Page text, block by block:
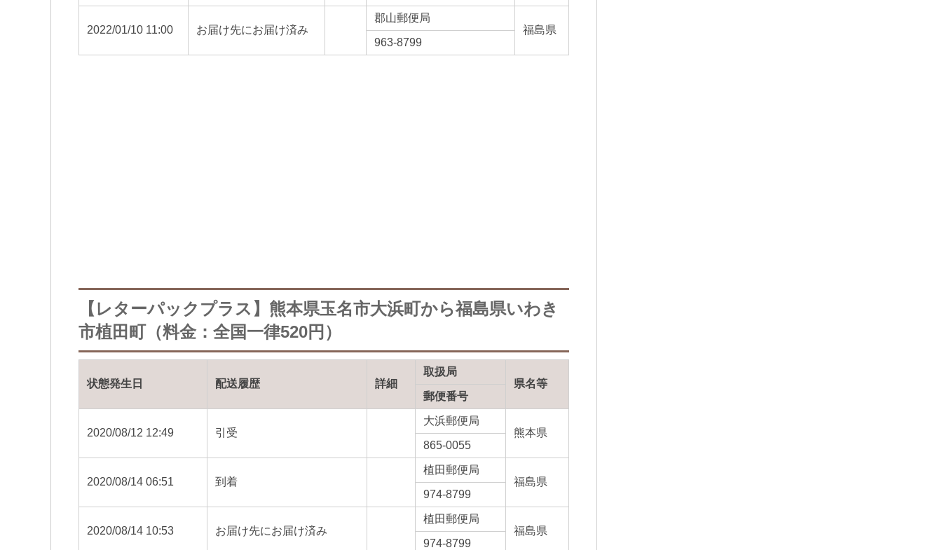
2022/01/10 11:00 お届け先にお届け済み
郡山郵便局
福島県
963-8799
【レターパックプラス】熊本県玉名市大浜町から福島県いわき
市植田町（料金：全国一律520円）
状態発生日 配送履歴 詳細
取扱局
県名等
郵便番号
2020/08/12 12:49 引受
大浜郵便局
熊本県
865-0055
2020/08/14 06:51 到着
植田郵便局
福島県
974-8799
2020/08/14 10:53 お届け先にお届け済み
植田郵便局
福島県
974-8799